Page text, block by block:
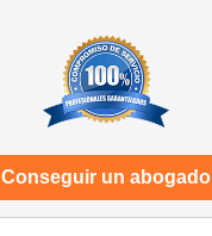
Conseguir un abogado